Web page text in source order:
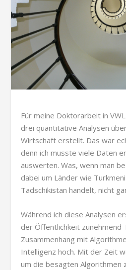
Für meine Doktorarbeit in
drei quantitative Analysen
Wirtschaft erstellt. Das war
denn ich musste viele Daten
auswerten. Was, wenn man
dabei um Länder wie
Tadschikistan handelt, nicht
Während ich diese Analysen
der Öffentlichkeit zunehmend
Zusammenhang mit
Intelligenz hoch. Mit der Zeit
um die besagten Algorithmen